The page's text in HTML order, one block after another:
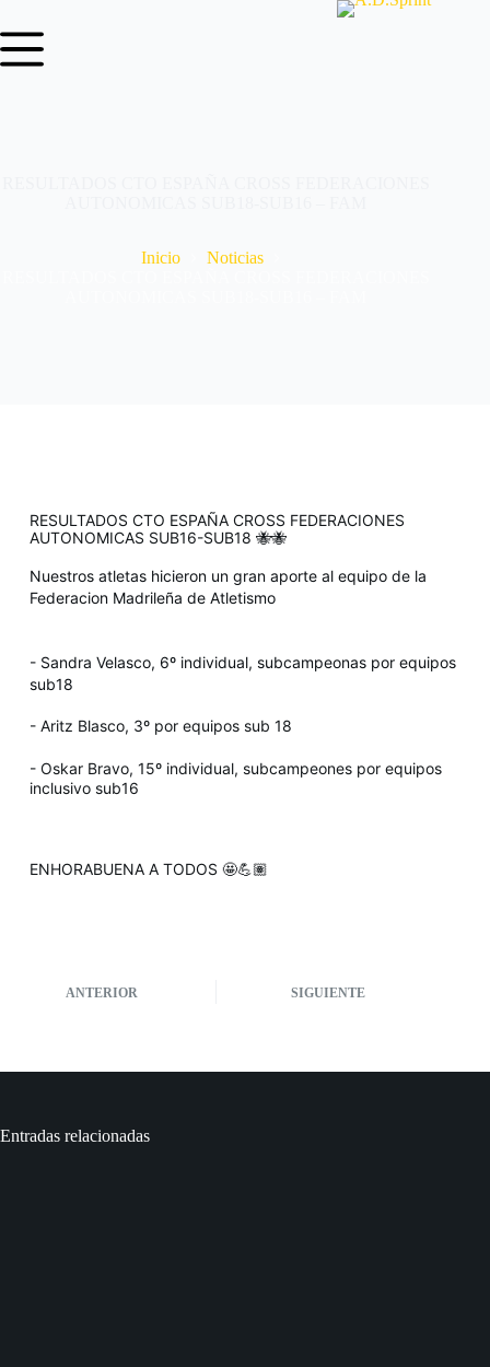
Inicio
Noticias
RESULTADOS CTO ESPAÑA CROSS FEDERACIONES
AUTONOMICAS SUB16-SUB18 🐝🐝
Nuestros atletas hicieron un gran aporte al equipo de la
Federacion Madrileña de Atletismo
- Sandra Velasco, 6º individual, subcampeonas por equipos
sub18
- Aritz Blasco, 3º por equipos sub 18
- Oskar Bravo, 15º individual, subcampeones por equipos
inclusivo sub16
ENHORABUENA A TODOS 🤩💪🏽
ANTERIOR SIGUIENTE
Entradas relacionadas